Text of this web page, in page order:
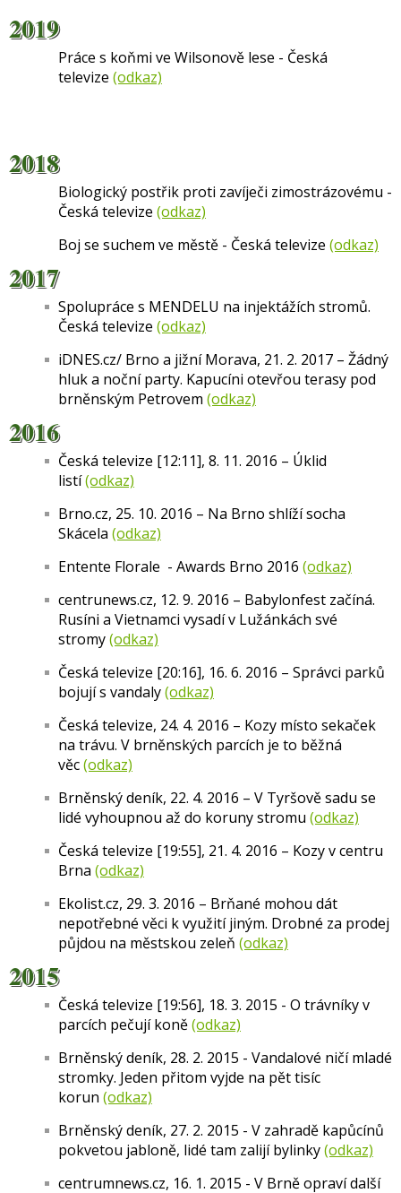
2019
Práce s koňmi ve Wilsonově lese - Česká
televize (odkaz)
2018
Biologický postřik proti zavíječi zimostrázovému -
Česká televize (odkaz)
Boj se suchem ve městě - Česká televize (odkaz)
2017
Spolupráce s MENDELU na injektážích stromů.
Česká televize (odkaz)
iDNES.cz/ Brno a jižní Morava, 21. 2. 2017 – Žádný
hluk a noční party. Kapucíni otevřou terasy pod
brněnským Petrovem (odkaz)
2016
Česká televize [12:11], 8. 11. 2016 – Úklid
listí(odkaz)
Brno.cz, 25. 10. 2016 – Na Brno shlíží socha
Skácela (odkaz)
Entente Florale - Awards Brno 2016 (odkaz)
centrunews.cz, 12. 9. 2016 – Babylonfest začíná.
Rusíni a Vietnamci vysadí v Lužánkách své
stromy(odkaz)
Česká televize [20:16], 16. 6. 2016 – Správci parků
bojují s vandaly(odkaz)
Česká televize, 24. 4. 2016 – Kozy místo sekaček
na trávu. V brněnských parcích je to běžná
věc(odkaz)
Brněnský deník, 22. 4. 2016 – V Tyršově sadu se
lidé vyhoupnou až do koruny stromu (odkaz)
Česká televize [19:55], 21. 4. 2016 – Kozy v centru
Brna (odkaz)
Ekolist.cz, 29. 3. 2016 – Brňané mohou dát
nepotřebné věci k využití jiným. Drobné za prodej
půjdou na městskou zeleň (odkaz)
2015
Česká televize [19:56], 18. 3. 2015 - O trávníky v
parcích pečují koně(odkaz)
Brněnský deník, 28. 2. 2015 - Vandalové ničí mladé
stromky. Jeden přitom vyjde na pět tisíc
korun (odkaz)
Brněnský deník, 27. 2. 2015 - V zahradě kapůcínů
pokvetou jabloně, lidé tam zalijí bylinky(odkaz)
centrumnews.cz, 16. 1. 2015 - V Brně opraví další